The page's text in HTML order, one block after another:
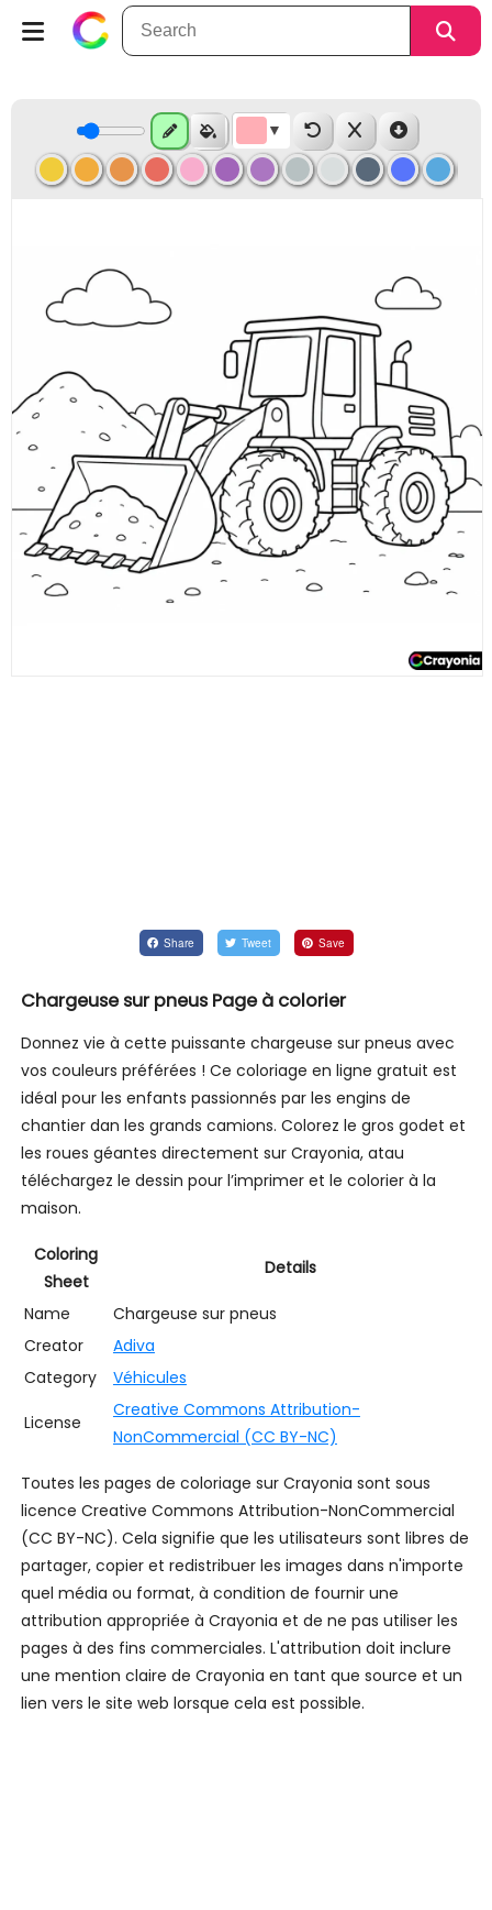
Share Tweet Save
Chargeuse sur pneus Page à colorier
Donnez vie à cette puissante chargeuse sur pneus avec
vos couleurs préférées ! Ce coloriage en ligne gratuit est
idéal pour les enfants passionnés par les engins de
chantier dan les grands camions. Colorez le gros godet et
les roues géantes directement sur Crayonia, atau
téléchargez le dessin pour l’imprimer et le colorier à la
maison.
Coloring
Sheet
Details
Name
Chargeuse sur pneus
Creator
Adiva
Category
Véhicules
License
Creative Commons Attribution-
NonCommercial (CC BY-NC)
Toutes les pages de coloriage sur Crayonia sont sous
licence Creative Commons Attribution-NonCommercial
(CC BY-NC). Cela signifie que les utilisateurs sont libres de
partager, copier et redistribuer les images dans n'importe
quel média ou format, à condition de fournir une
attribution appropriée à Crayonia et de ne pas utiliser les
pages à des fins commerciales. L'attribution doit inclure
une mention claire de Crayonia en tant que source et un
lien vers le site web lorsque cela est possible.